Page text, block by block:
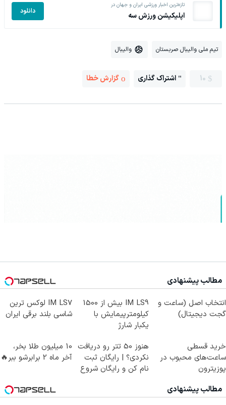
تازه‌ترین اخبار ورزشی ایران و جهان در
اپلیکیشن ورزش سه دانلود
تیم ملی والیبال صربستان والیبال
10 اشتراک گذاری گزارش خطا
مطالب پیشنهادی
انتخاب اصل (ساعت و
گجت دیجیتال)
IM LS9 بیش از 1500
کیلومترپیمایش با
یکبار شارژ
IM LS7 لوکس ترین
شاسی بلند برقی ایران
خرید قسطی
ساعت‌های محبوب در
پوزیترون
هنوز 50 تتر رو دریافت
نکردی؟ | رایگان ثبت
نام کن و رایگان شروع
10 میلیون طلا بخر،
آخر ماه 2 برابرشو ببر🔥
مطالب پیشنهادی